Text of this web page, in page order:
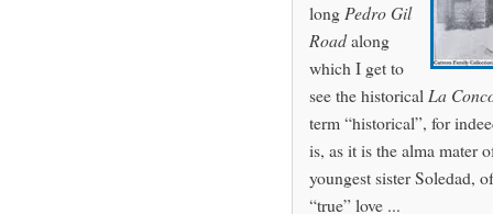
longPedro Gil
Roadalong
which I get to
see the historicalLa
term “historical”, for
is, as it is the alma mater
youngest sister Soledad,
“true” love ...